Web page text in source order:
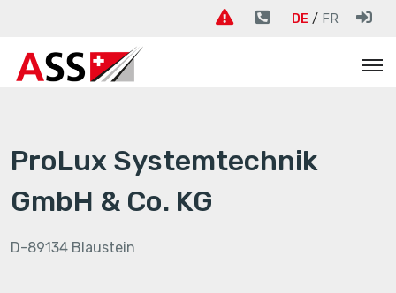
DE FR
ProLux Systemtechnik
GmbH & Co. KG
D-89134 Blaustein